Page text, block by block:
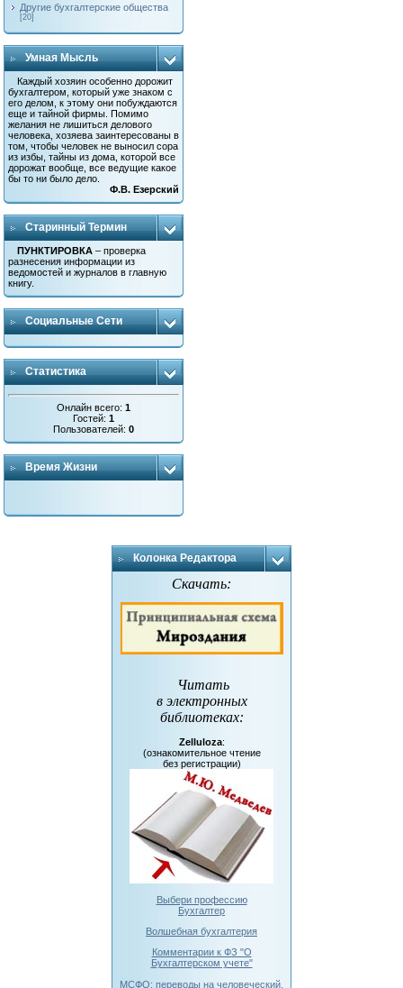
Другие бухгалтерские общества
[20]
Умная Мысль
Каждый хозяин особенно дорожит
бухгалтером, который уже знаком с
его делом, к этому они побуждаются
еще и тайной фирмы. Помимо
желания не лишиться делового
человека, хозяева заинтересованы в
том, чтобы человек не выносил сора
из избы, тайны из дома, которой все
дорожат вообще, все ведущие какое
бы то ни было дело.
Ф.В. Езерский
Старинный Термин
ПУНКТИРОВКА – проверка
разнесения информации из
ведомостей и журналов в главную
книгу.
Социальные Сети
Статистика
Онлайн всего:1
Гостей:1
Пользователей:0
Время Жизни
Колонка Редактора
Скачать:
Читать
в электронных
библиотеках:
Zelluloza:
(ознакомительное чтение
без регистрации)
Выбери профессию
Бухгалтер
Волшебная бухгалтерия
Комментарии к ФЗ "О
Бухгалтерском учете"
МСФО: переводы на человеческий.